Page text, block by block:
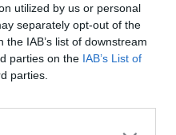
utilized by us or personal
separately opt-out of the
IAB’s list of downstream
parties on the IAB’s List of
parties.